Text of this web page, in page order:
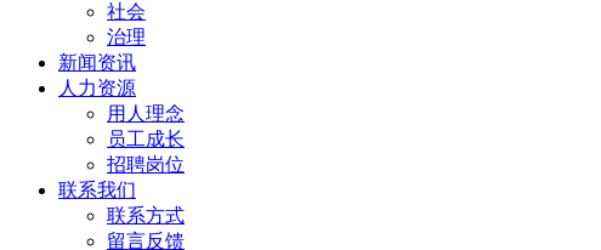
社会
治理
新闻资讯
人力资源
用人理念
员工成长
招聘岗位
联系我们
联系方式
留言反馈